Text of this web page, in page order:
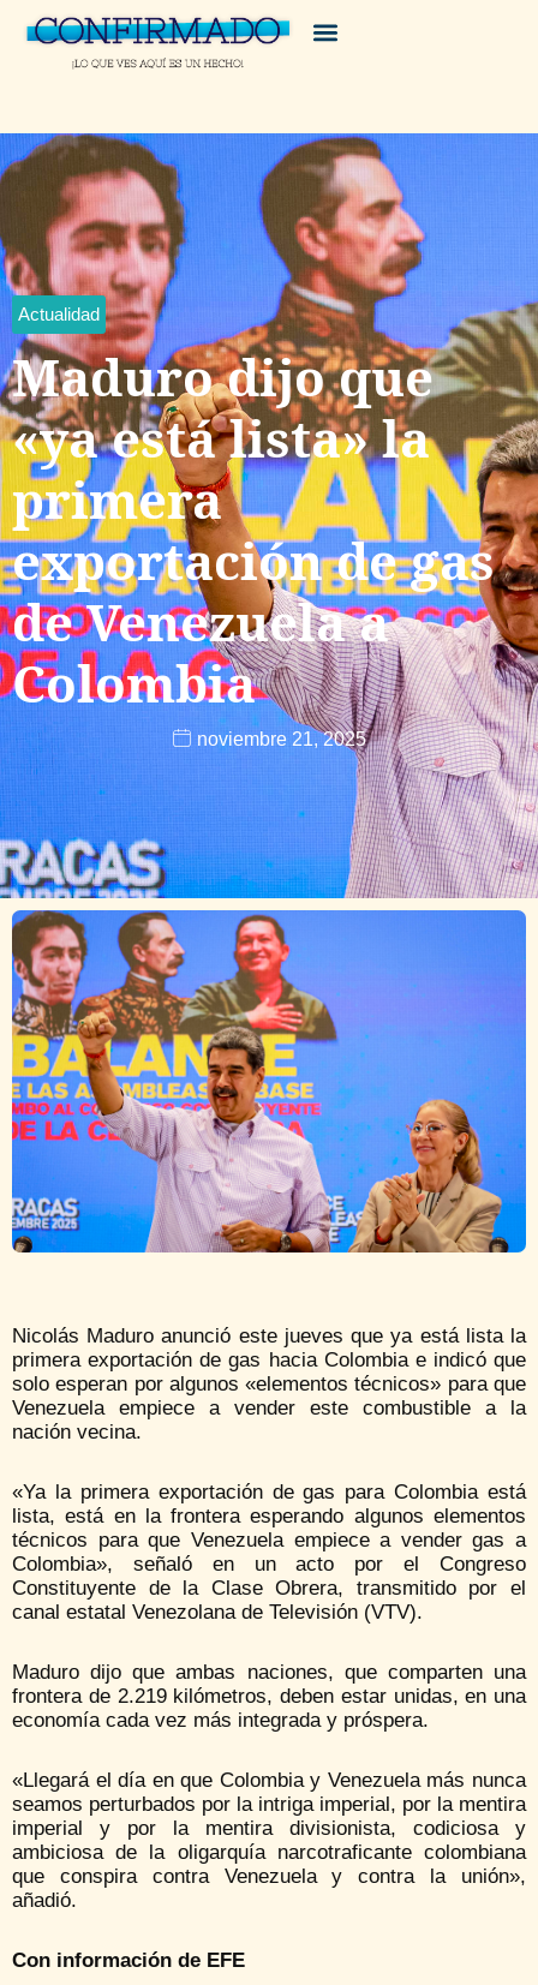
Actualidad
Maduro dijo que
«ya está lista» la
primera
exportación de gas
de Venezuela a
Colombia
noviembre 21, 2025
Nicolás Maduro anunció este jueves que ya está lista la
primera exportación de gas hacia Colombia e indicó que
solo esperan por algunos «elementos técnicos» para que
Venezuela empiece a vender este combustible a la
nación vecina.
«Ya la primera exportación de gas para Colombia está
lista, está en la frontera esperando algunos elementos
técnicos para que Venezuela empiece a vender gas a
Colombia», señaló en un acto por el Congreso
Constituyente de la Clase Obrera, transmitido por el
canal estatal Venezolana de Televisión (VTV).
Maduro dijo que ambas naciones, que comparten una
frontera de 2.219 kilómetros, deben estar unidas, en una
economía cada vez más integrada y próspera.
«Llegará el día en que Colombia y Venezuela más nunca
seamos perturbados por la intriga imperial, por la mentira
imperial y por la mentira divisionista, codiciosa y
ambiciosa de la oligarquía narcotraficante colombiana
que conspira contra Venezuela y contra la unión»,
añadió.
Con información de EFE